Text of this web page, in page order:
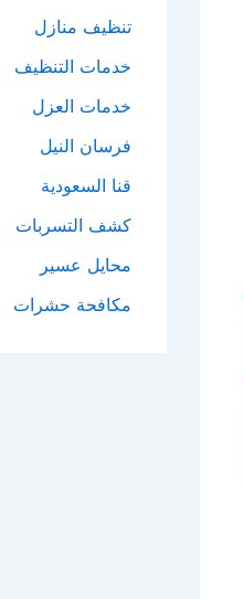
تنظيف منازل
خدمات التنظيف
خدمات العزل
فرسان النيل
قنا السعودية
كشف التسربات
محايل عسير
مكافحة حشرات